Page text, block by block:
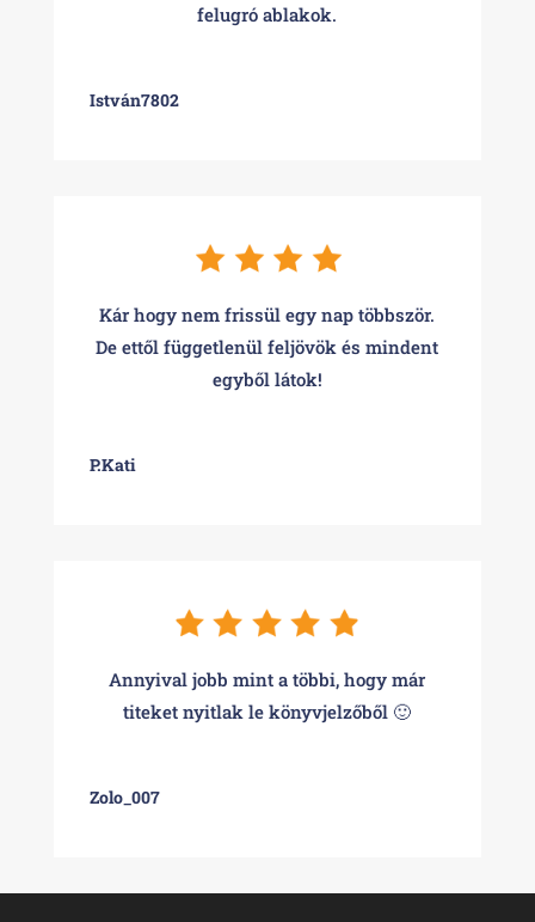
felugró ablakok.
István7802
Kár hogy nem frissül egy nap többször.
De ettől függetlenül feljövök és mindent
egyből látok!
P.Kati
Annyival jobb mint a többi, hogy már
titeket nyitlak le könyvjelzőből 🙂
Zolo_007